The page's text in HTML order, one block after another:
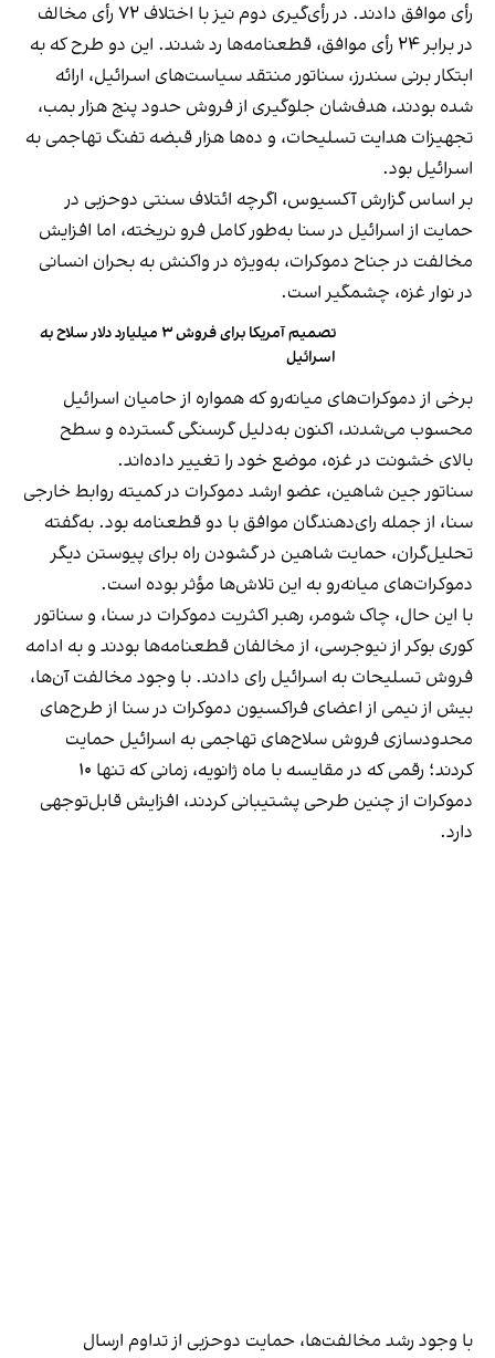
رأی موافق دادند. در رأی‌گیری دوم نیز با اختلاف ۷۲ رأی مخالف
در برابر ۲۴ رأی موافق، قطعنامه‌ها رد شدند. این دو طرح که به
ابتکار برنی سندرز، سناتور منتقد سیاست‌های اسرائیل، ارائه
شده بودند، هدف‌شان جلوگیری از فروش حدود پنج هزار بمب،
تجهیزات هدایت تسلیحات، و ده‌ها هزار قبضه تفنگ تهاجمی به
اسرائیل بود.
بر اساس گزارش آکسیوس، اگرچه ائتلاف سنتی دوحزبی در
حمایت از اسرائیل در سنا به‌طور کامل فرو نریخته، اما افزایش
مخالفت در جناح دموکرات، به‌ویژه در واکنش به بحران انسانی
در نوار غزه، چشمگیر است.
تصمیم آمریکا برای فروش ۳ میلیارد دلار سلاح به
اسرائیل
برخی از دموکرات‌های میانه‌رو که همواره از حامیان اسرائیل
محسوب می‌شدند، اکنون به‌دلیل گرسنگی گسترده و سطح
بالای خشونت در غزه، موضع خود را تغییر داده‌اند.
سناتور جین شاهین، عضو ارشد دموکرات در کمیته روابط خارجی
سنا، از جمله رای‌دهندگان موافق با دو قطعنامه بود. به‌گفته
تحلیل‌گران، حمایت شاهین در گشودن راه برای پیوستن دیگر
دموکرات‌های میانه‌رو به این تلاش‌ها مؤثر بوده است.
با این حال، چاک شومر، رهبر اکثریت دموکرات در سنا، و سناتور
کوری بوکر از نیوجرسی، از مخالفان قطعنامه‌ها بودند و به ادامه
فروش تسلیحات به اسرائیل رای دادند. با وجود مخالفت آن‌ها،
بیش از نیمی از اعضای فراکسیون دموکرات در سنا از طرح‌های
محدودسازی فروش سلاح‌های تهاجمی به اسرائیل حمایت
کردند؛ رقمی که در مقایسه با ماه ژانویه، زمانی که تنها ۱۰
دموکرات از چنین طرحی پشتیبانی کردند، افزایش قابل‌توجهی
دارد.
با وجود رشد مخالفت‌ها، حمایت دوحزبی از تداوم ارسال